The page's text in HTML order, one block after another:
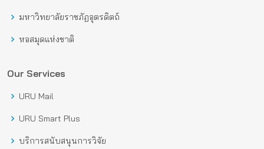
มหาวิทยาลัยราชภัฏอุตรดิตถ์
หอสมุดแห่งชาติ
Our Services
URU Mail
URU Smart Plus
บริการสนับสนุนการวิจัย